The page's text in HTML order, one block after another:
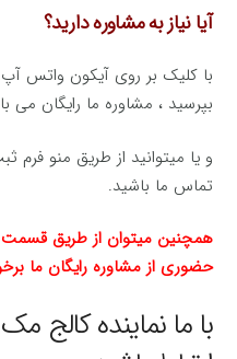
آیا نیاز به مشاوره دارید؟
با کلیک بر روی آیکون واتس آپ
بپرسید ، مشاوره ما رایگان می
و یا میتوانید از طریق منو فرم
تماس ما باشید.
همچنین میتوان از طریق قسمت
حضوری از مشاوره رایگان ما
با ما نماینده کالج